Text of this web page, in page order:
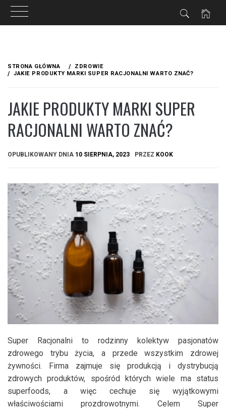
treści
STRONA GŁÓWNA
ZDROWIE
JAKIE PRODUKTY MARKI SUPER RACJONALNI WARTO ZNAĆ?
JAKIE PRODUKTY MARKI SUPER
RACJONALNI WARTO ZNAĆ?
OPUBLIKOWANY DNIA 10 SIERPNIA, 2023 PRZEZ KOOK
Super Racjonalni to rodzinny kolektyw pasjonatów
zdrowego trybu życia, a przede wszystkim zdrowej
żywności. Firma zajmuje się produkcją i dystrybucją
zdrowych produktów, spośród których wiele ma status
superfoods, a więc cechuje się wyjątkowymi
właściwościami prozdrowotnymi. Celem Super